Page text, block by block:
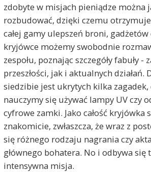
zdobyte w misjach pieniądze można
rozbudować, dzięki czemu
całej gamy ulepszeń broni,
kryjówce możemy swobodnie
zespołu, poznając szczegóły fabuły -
przeszłości, jak i aktualnych działań.
siedzibie jest ukrytych kilka
nauczymy się używać lampy UV czy
cyfrowe zamki. Jako całość kryjówka
znakomicie, zwłaszcza, że wraz z
się różnego rodzaju nagrania czy
głównego bohatera. No i odbywa się
intensywna misja.